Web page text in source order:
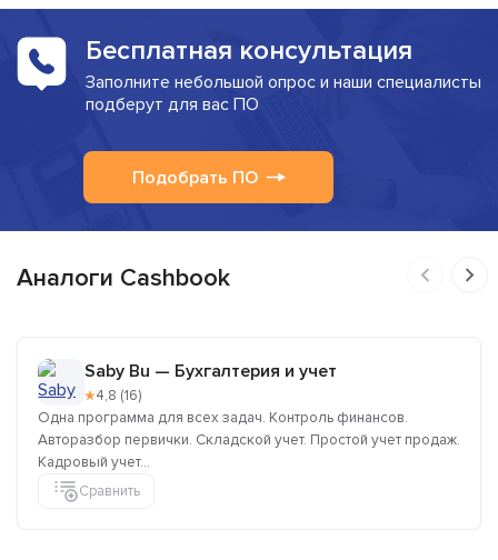
Бесплатная консультация
Заполните небольшой опрос и наши специалисты
подберут для вас ПО
Подобрать ПО
Аналоги Cashbook
Saby Bu — Бухгалтерия и учет
★4,8 (16)
Одна программа для всех задач. Контроль финансов.
Авторазбор первички. Складской учет. Простой учет продаж.
Кадровый учет...
Сравнить